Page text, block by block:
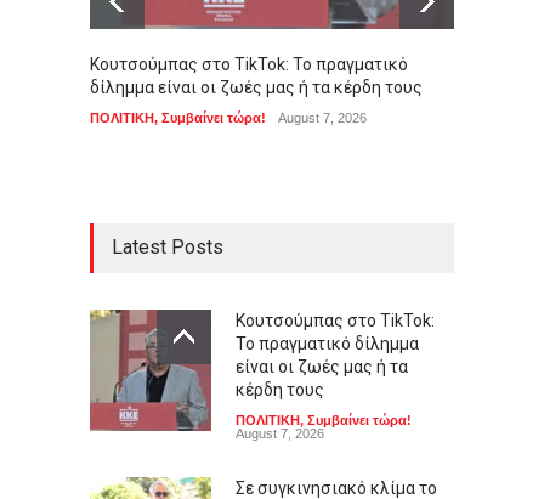
Κουτσούμπας στο TikTok: Το πραγματικό
δίλημμα είναι οι ζωές μας ή τα κέρδη τους
ΠΟΛΙΤΙΚΗ, Συμβαίνει τώρα! August 7, 2026
Latest Posts
Κουτσούμπας στο TikTok:
Το πραγματικό δίλημμα
είναι οι ζωές μας ή τα
κέρδη τους
ΠΟΛΙΤΙΚΗ, Συμβαίνει τώρα!
August 7, 2026
Σε συγκινησιακό κλίμα το